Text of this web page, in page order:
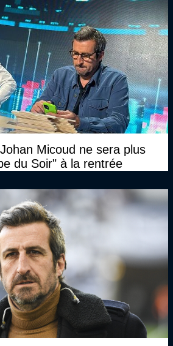
Micoud ne sera plus
du Soir" à la rentrée